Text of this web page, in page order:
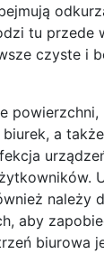
tu
czyste
a
aby